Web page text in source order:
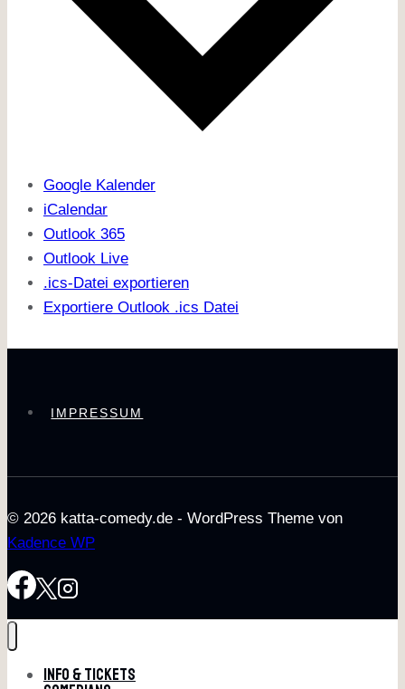
Google Kalender
iCalendar
Outlook 365
Outlook Live
.ics-Datei exportieren
Exportiere Outlook .ics Datei
IMPRESSUM
© 2026 katta-comedy.de - WordPress Theme von
Kadence WP
Info & Tickets